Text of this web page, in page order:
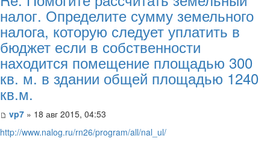
налог. Определите сумму земельного
налога, которую следует уплатить в
бюджет если в собственности
находится помещение площадью 300
кв. м. в здании общей площадью 1240
кв.м.
vp7 » 18 авг 2015, 04:53
http://www.nalog.ru/rn26/program/all/nal_ul/